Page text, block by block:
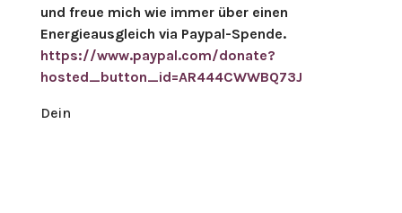
und freue mich wie immer über einen
Energieausgleich via Paypal-Spende.
https://www.paypal.com/donate?
hosted_button_id=AR444CWWBQ73J
Dein